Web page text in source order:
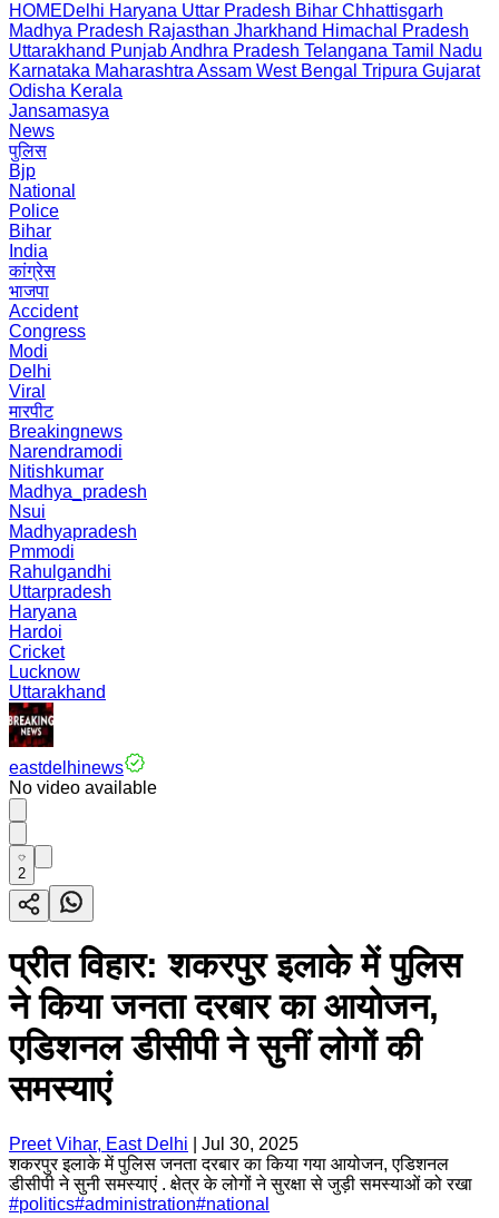
HOMEDelhi Haryana Uttar Pradesh Bihar Chhattisgarh
Madhya Pradesh Rajasthan Jharkhand Himachal Pradesh
Uttarakhand PunjabAndhra Pradesh Telangana Tamil Nadu
Karnataka Maharashtra Assam West Bengal Tripura Gujarat
Odisha Kerala
Jansamasya
News
पुलिस
Bjp
National
Police
Bihar
India
कांग्रेस
भाजपा
Accident
Congress
Modi
Delhi
Viral
मारपीट
Breakingnews
Narendramodi
Nitishkumar
Madhya_pradesh
Nsui
Madhyapradesh
Pmmodi
Rahulgandhi
Uttarpradesh
Haryana
Hardoi
Cricket
Lucknow
Uttarakhand
eastdelhinews
No video available
2
प्रीत विहार: शकरपुर इलाके में पुलिस
ने किया जनता दरबार का आयोजन,
एडिशनल डीसीपी ने सुनीं लोगों की
समस्याएं
Preet Vihar, East Delhi
Jul 30, 2025
शकरपुर इलाके में पुलिस जनता दरबार का किया गया आयोजन, एडिशनल
डीसीपी ने सुनी समस्याएं . क्षेत्र के लोगों ने सुरक्षा से जुड़ी समस्याओं को रखा
#politics#administration#national